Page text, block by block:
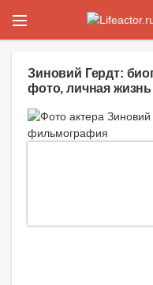
Зиновий Гердт:
фото, личная жизнь